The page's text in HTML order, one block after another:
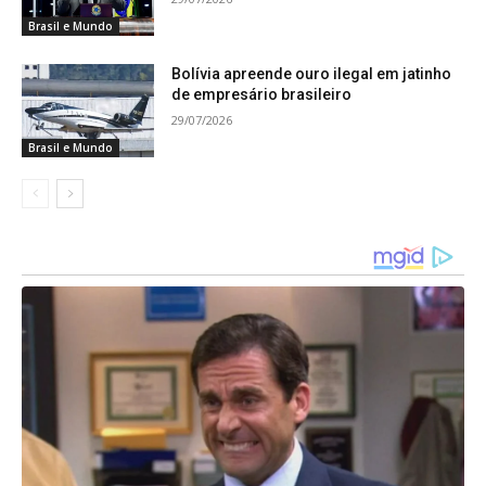
de inscrição e autodeclarar-se negro, conforme
Instituto Brasileiro de Geografia e Estatística
(IBGE).
ao candidato desistir de concorrer pelo sistema
As pessoas negras que obtiverem pontuação
suficiente para aprovação em ampla concorrência
deverão figurar tanto na lista de classificados
dentro das vagas reservadas, quanto na lista de
classificados da ampla concorrência.
No caso de concorrência a uma das vagas
Brasil e Mundo
Brasil e Mundo
Bolívia apreende ouro ilegal em jatinho
de empresário brasileiro
29/07/2026